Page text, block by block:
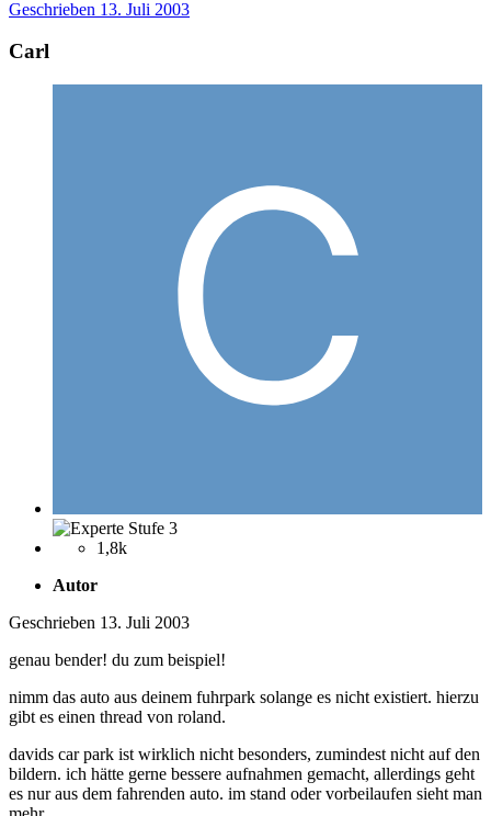
Geschrieben 13. Juli 2003
Carl
1,8k
Autor
Geschrieben 13. Juli 2003
genau bender! du zum beispiel!
nimm das auto aus deinem fuhrpark solange es nicht existiert. hierzu
gibt es einen thread von roland.
davids car park ist wirklich nicht besonders, zumindest nicht auf den
bildern. ich hätte gerne bessere aufnahmen gemacht, allerdings geht
es nur aus dem fahrenden auto. im stand oder vorbeilaufen sieht man